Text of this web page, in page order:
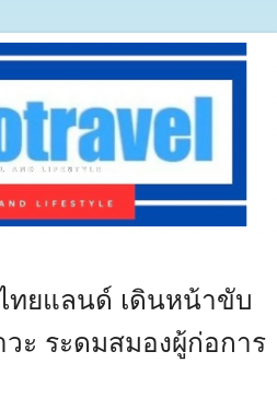
ทยแลนด์ เดินหน้าขับ
ะ ระดมสมองผู้ก่อการ